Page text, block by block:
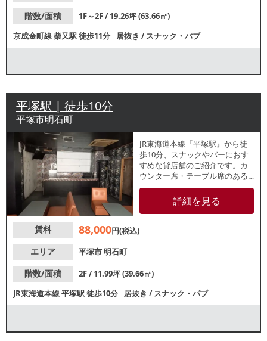
階数/面積
1F～2F / 19.26坪 (63.66㎡)
京成金町線柴又駅徒歩11分 居抜き /スナック・パブ
平塚駅 | 徒歩10分
平塚市明石町
JR東海道本線『平塚駅』から徒
歩10分、スナックやバーにおす
すめな貸店舗のご紹介です。カ
ウンター席・テーブル席のある
約12坪のコンパクトな物件で、
個人・新規開業をお考えの方に
おすすめの物件です。諸条件
詳細を見る
賃料 88,000円(税込)
エリア
平塚市明石町
階数/面積
2F / 11.99坪 (39.66㎡)
JR東海道本線平塚駅徒歩10分 居抜き /スナック・パブ